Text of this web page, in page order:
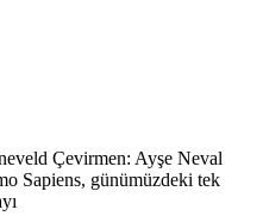
Çevirmen: Ayşe Neval
Sapiens, günümüzdeki tek